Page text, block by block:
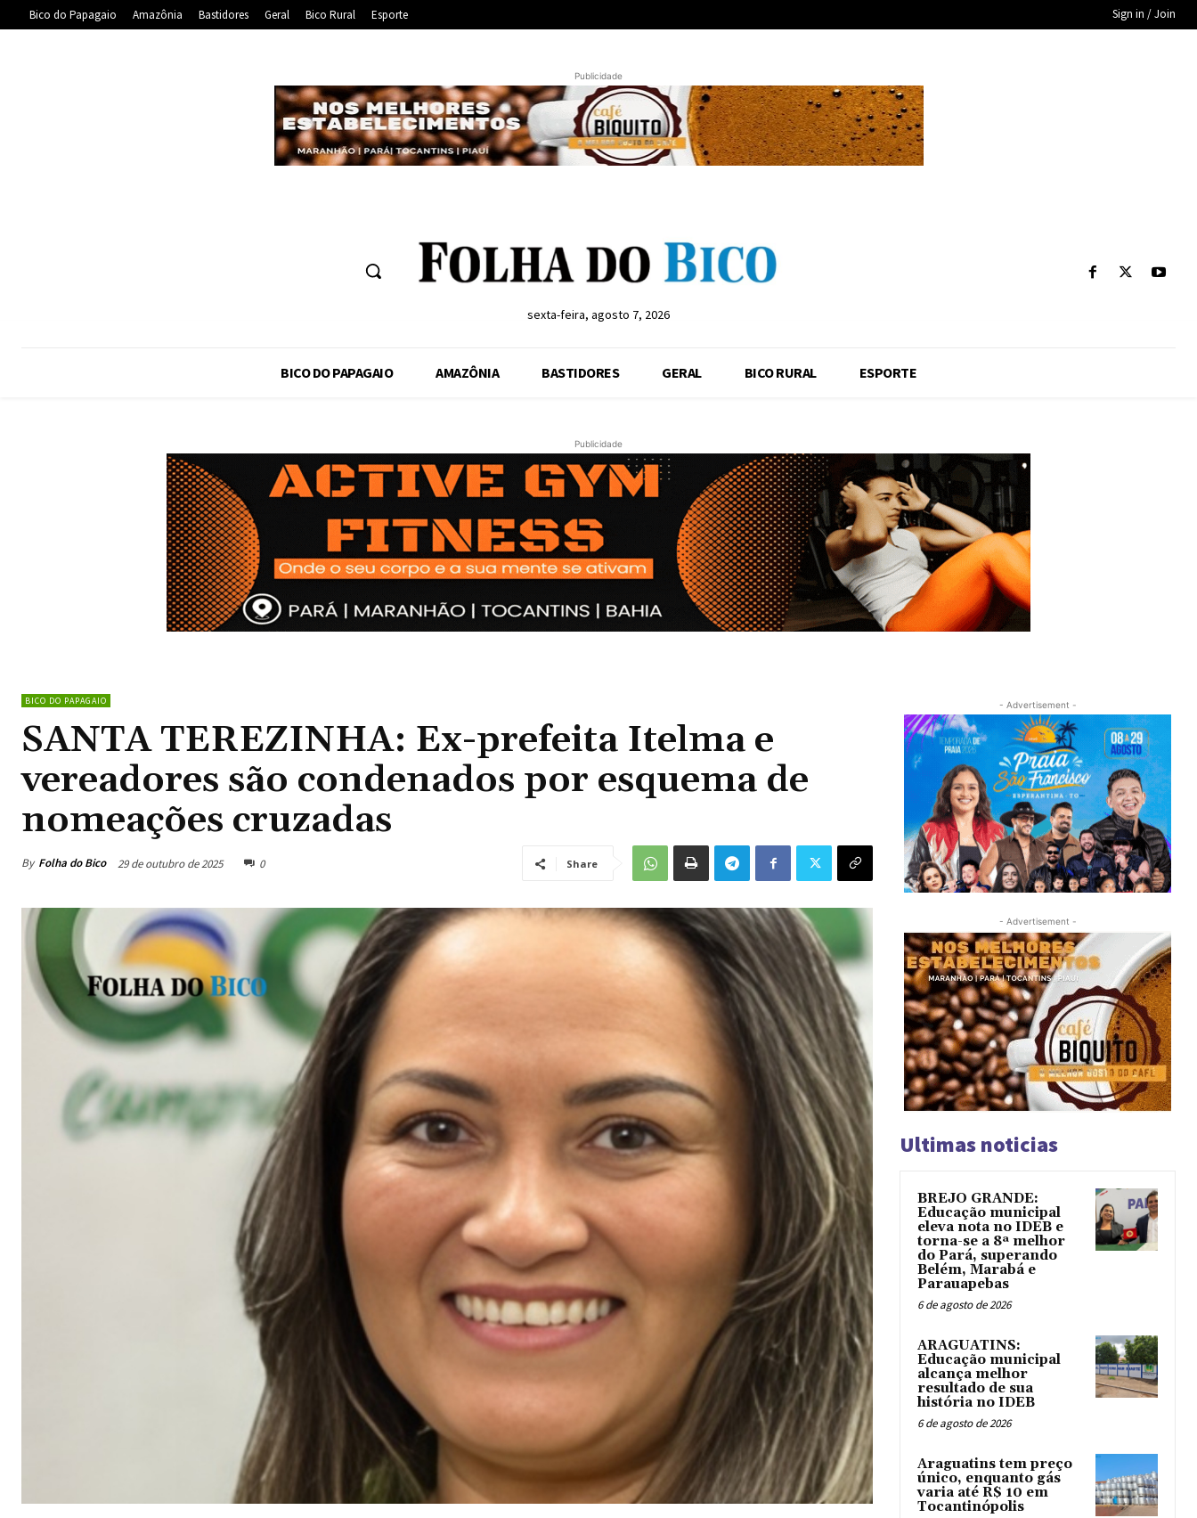
Bico do Papagaio Amazônia Bastidores Geral Bico Rural Esporte Sign in / Join
Publicidade
sexta-feira, agosto 7, 2026
BICO DO PAPAGAIO AMAZÔNIA BASTIDORES GERAL BICO RURAL ESPORTE
Publicidade
BICO DO PAPAGAIO
SANTA TEREZINHA: Ex-prefeita Itelma e
vereadores são condenados por esquema de
nomeações cruzadas
By Folha do Bico 29 de outubro de 2025 0 Share
- Advertisement -
- Advertisement -
Ultimas noticias
BREJO GRANDE:
Educação municipal
eleva nota no IDEB e
torna-se a 8ª melhor
do Pará, superando
Belém, Marabá e
Parauapebas
6 de agosto de 2026
ARAGUATINS:
Educação municipal
alcança melhor
resultado de sua
história no IDEB
6 de agosto de 2026
Araguatins tem preço
único, enquanto gás
varia até R$ 10 em
Tocantinópolis